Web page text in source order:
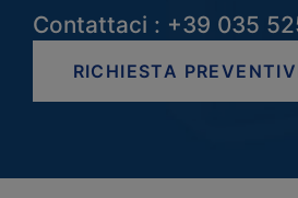
Contattaci : +39 035
RICHIESTA